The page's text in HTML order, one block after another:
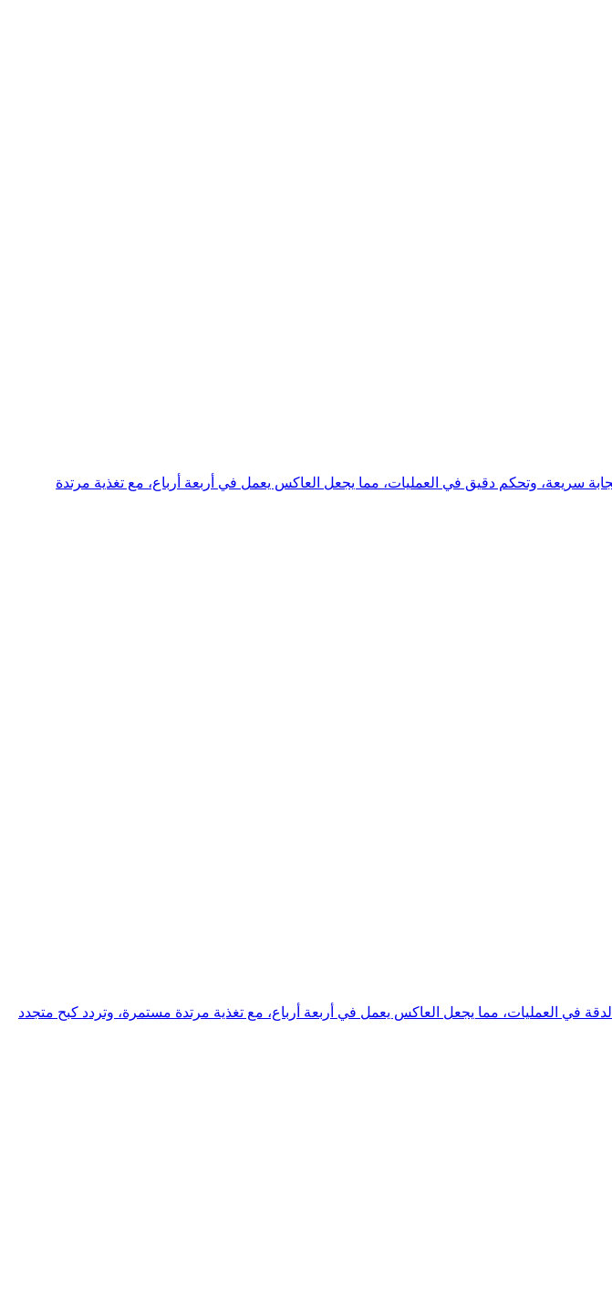
تستخدم هذه السلسلة معالج دقيق صناعي عالي الأداء 32 بت مع استجابة سريعة، وتحكم دقيق في العمليات، مما يجعل العاكس يعمل في أربعة أرباع، مع تغذية مرتدة
في العمليات، مما يجعل العاكس يعمل في أربعة أرباع، مع تغذية مرتدة مستمرة، وتردد كبح متجدد